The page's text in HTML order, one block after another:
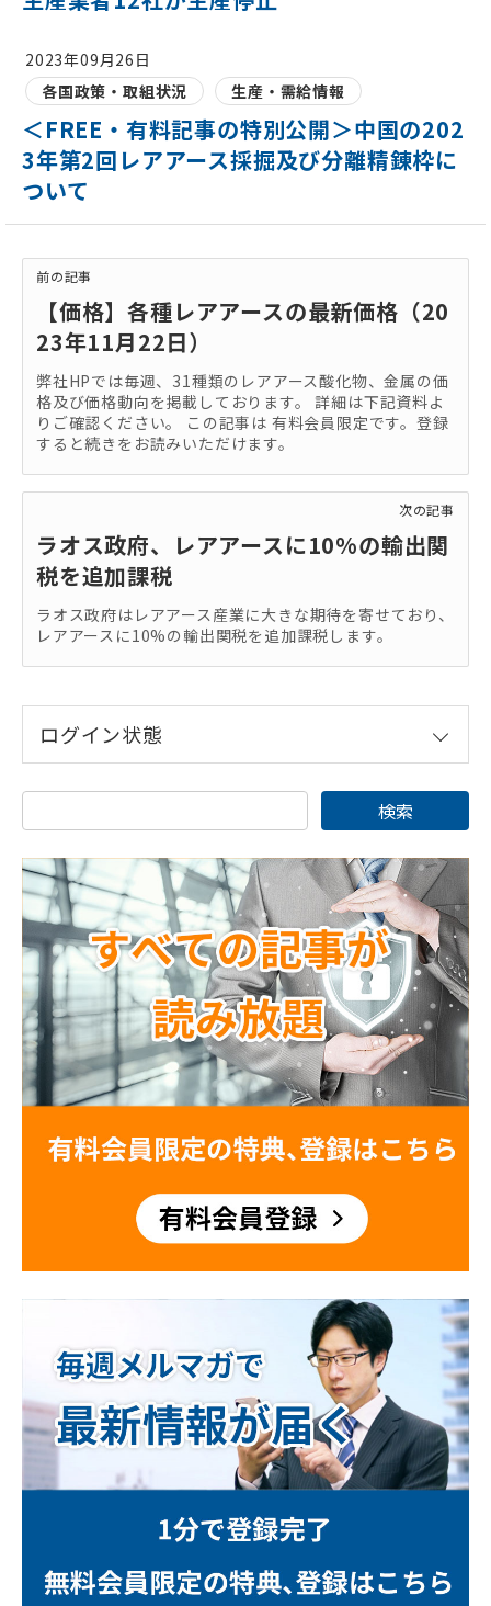
2023年09月26日
各国政策・取組状況
生産・需給情報
＜FREE・有料記事の特別公開＞中国の202
3年第2回レアアース採掘及び分離精錬枠に
ついて
前の記事
【価格】各種レアアースの最新価格（20
23年11月22日）
弊社HPでは毎週、31種類のレアアース酸化物、金属の価
格及び価格動向を掲載しております。 詳細は下記資料よ
りご確認ください。 この記事は 有料会員限定です。登録
すると続きをお読みいただけます。
次の記事
ラオス政府、レアアースに10%の輸出関
税を追加課税
ラオス政府はレアアース産業に大きな期待を寄せており、
レアアースに10%の輸出関税を追加課税します。
ログイン状態